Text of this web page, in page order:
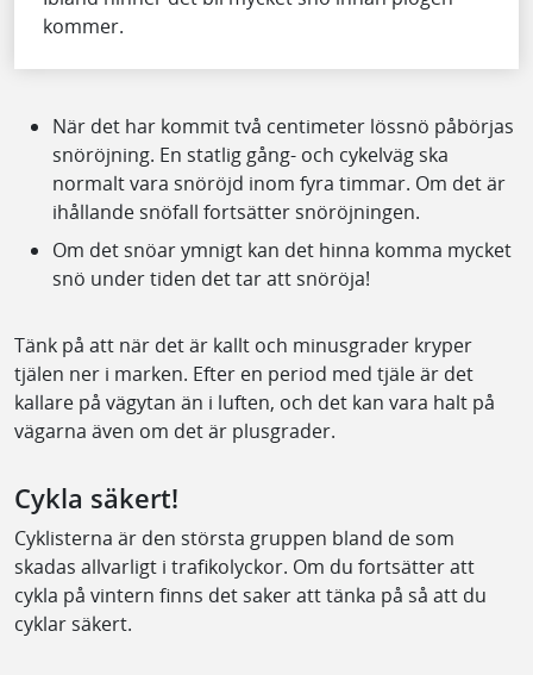
kommer.
När det har kommit två centimeter lössnö påbörjas
snöröjning. En statlig gång- och cykelväg ska
normalt vara snöröjd inom fyra timmar. Om det är
ihållande snöfall fortsätter snöröjningen.
Om det snöar ymnigt kan det hinna komma mycket
snö under tiden det tar att snöröja!
Tänk på att när det är kallt och minusgrader kryper
tjälen ner i marken. Efter en period med tjäle är det
kallare på vägytan än i luften, och det kan vara halt på
vägarna även om det är plusgrader.
Cykla säkert!
Cyklisterna är den största gruppen bland de som
skadas allvarligt i trafikolyckor. Om du fortsätter att
cykla på vintern finns det saker att tänka på så att du
cyklar säkert.